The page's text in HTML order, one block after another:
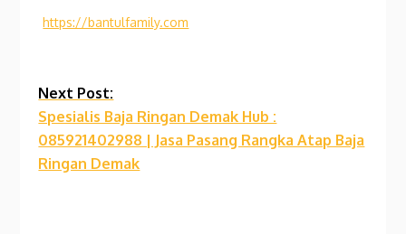
https://bantulfamily.com
Continue
Reading
Next Post:
Spesialis Baja Ringan Demak Hub :
085921402988 | Jasa Pasang Rangka Atap Baja
Ringan Demak